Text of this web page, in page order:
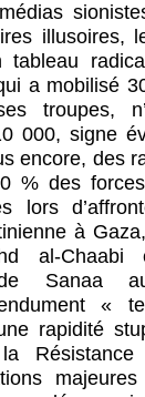
illusoires,
a mobilisé
troupes,
000, signe
encore, des
% des
lors
à
al-
de Sanaa
«
rapidité
Résistance